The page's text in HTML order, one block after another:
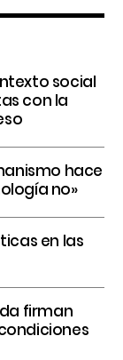
social
con la
hace
no»
en las
firman